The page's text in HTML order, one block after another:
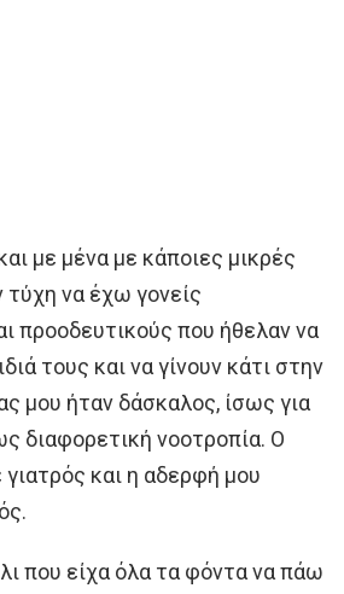
με μένα με κάποιες μικρές
τύχη να έχω γονείς
προοδευτικούς που ήθελαν να
τους και να γίνουν κάτι στην
μου ήταν δάσκαλος, ίσως για
διαφορετική νοοτροπία. Ο
και η αδερφή μου
που είχα όλα τα φόντα να πάω